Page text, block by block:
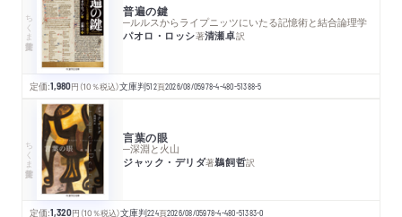
ちくま学芸文庫 普遍の鍵
─ルルスからライプニッツにいたる記憶術と結合論理学
パオロ・ロッシ著清瀬卓訳
定価:1,980円 （10％税込）文庫判512頁2026/08/05978-4-480-51388-5
ちくま学芸文庫 言葉の眼
─深淵と火山
ジャック・デリダ著鵜飼哲訳
定価:1,320円 （10％税込）文庫判224頁2026/08/05978-4-480-51383-0